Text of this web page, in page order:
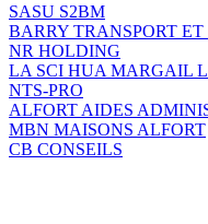
SASU S2BM
BARRY TRANSPORT ET
NR HOLDING
LA SCI HUA MARGAIL
NTS-PRO
ALFORT AIDES
MBN MAISONS ALFORT
CB CONSEILS